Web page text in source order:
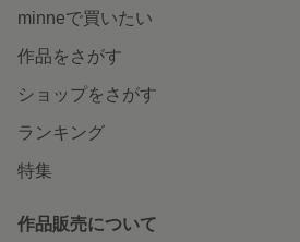
minneで買いたい
作品をさがす
ショップをさがす
ランキング
特集
作品販売について